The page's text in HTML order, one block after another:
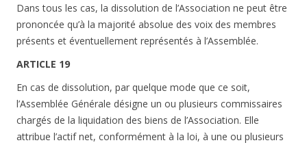
Dans tous les cas, la dissolution de l’Association ne peut être
prononcée qu’à la majorité absolue des voix des membres
présents et éventuellement représentés à l’Assemblée.
ARTICLE 19
En cas de dissolution, par quelque mode que ce soit,
l’Assemblée Générale désigne un ou plusieurs commissaires
chargés de la liquidation des biens de l’Association. Elle
attribue l’actif net, conformément à la loi, à une ou plusieurs